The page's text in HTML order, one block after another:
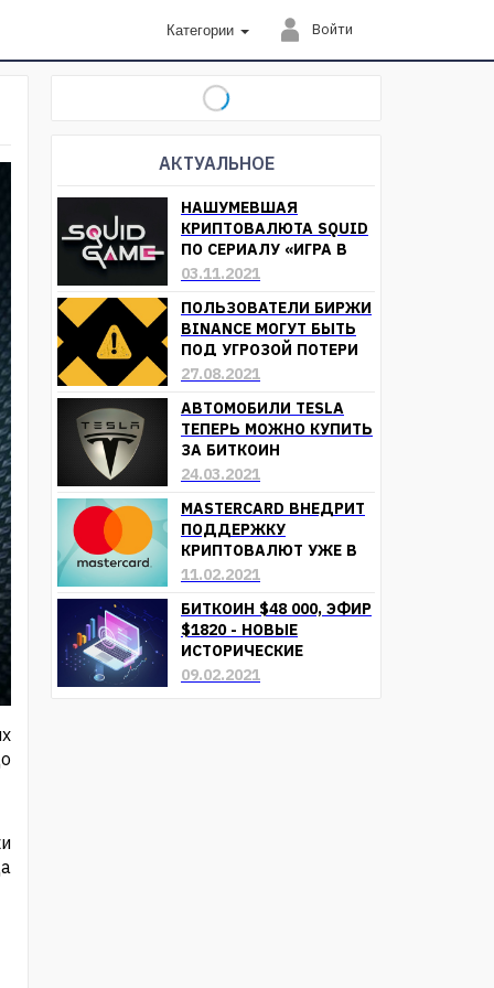
Категории Войти
АКТУАЛЬНОЕ
НАШУМЕВШАЯ
КРИПТОВАЛЮТА SQUID
ПО СЕРИАЛУ «ИГРА В
КАЛЬМАРА»
03.11.2021
ПОЛЬЗОВАТЕЛИ БИРЖИ
BINANCE МОГУТ БЫТЬ
ПОД УГРОЗОЙ ПОТЕРИ
СРЕДСТВ
27.08.2021
АВТОМОБИЛИ TESLA
ТЕПЕРЬ МОЖНО КУПИТЬ
ЗА БИТКОИН
24.03.2021
MASTERCARD ВНЕДРИТ
ПОДДЕРЖКУ
КРИПТОВАЛЮТ УЖЕ В
БЛИЖАЙШЕЕ ВРЕМЯ
11.02.2021
БИТКОИН $48 000, ЭФИР
$1820 - НОВЫЕ
ИСТОРИЧЕСКИЕ
МАКСИМУМЫ
09.02.2021